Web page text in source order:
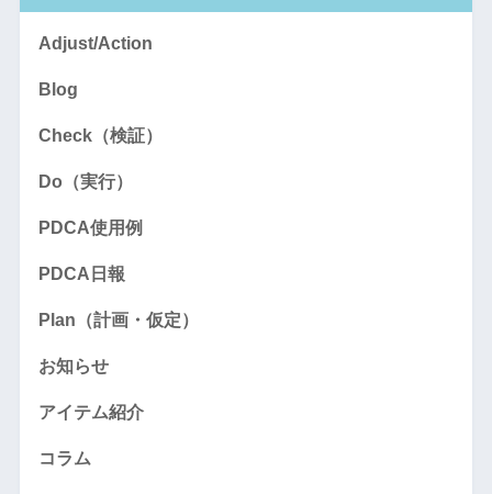
Adjust/Action
Blog
Check（検証）
Do（実行）
PDCA使用例
PDCA日報
Plan（計画・仮定）
お知らせ
アイテム紹介
コラム